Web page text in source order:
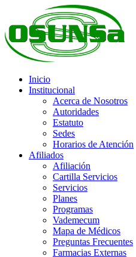
Inicio
Institucional
Acerca de Nosotros
Autoridades
Estatuto
Sedes
Horarios de Atención
Afiliados
Afiliación
Cartilla Servicios
Servicios
Planes
Programas
Vademecum
Mapa de Médicos
Preguntas Frecuentes
Farmacias Externas